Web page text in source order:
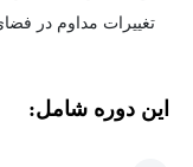
تغییرات مداوم در
این دوره شامل: